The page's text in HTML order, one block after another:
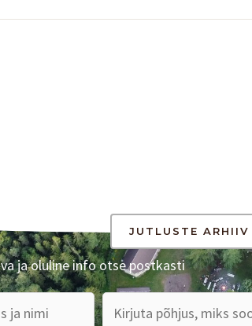
JUTLUSTE ARHIIV
ja oluline info otse postkasti